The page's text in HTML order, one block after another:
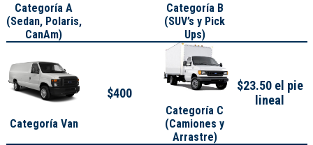
Categoría A
(Sedan, Polaris,
CanAm)
Categoría B
(SUV’s y Pick
Ups)
Categoría Van
$400
Categoría C
(Camiones y
Arrastre)
$23.50 el pie
lineal